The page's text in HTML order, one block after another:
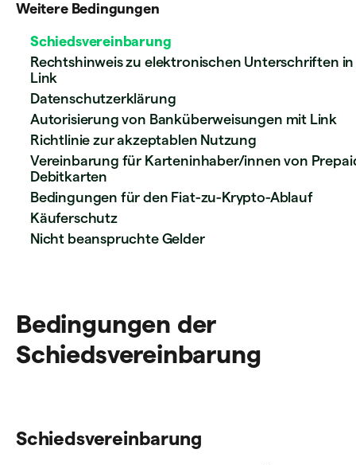
Weitere Bedingungen
Schiedsvereinbarung
Rechtshinweis zu elektronischen Unterschriften in
Link
Datenschutzerklärung
Autorisierung von Banküberweisungen mit Link
Richtlinie zur akzeptablen Nutzung
Vereinbarung für Karteninhaber/innen von
Debitkarten
Bedingungen für den Fiat-zu-Krypto-Ablauf
Käuferschutz
Nicht beanspruchte Gelder
Bedingungen der
Schiedsvereinbarung
Schiedsvereinbarung